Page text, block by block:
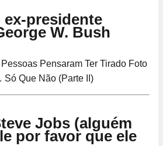
ex-presidente
W. Bush
Jobs (alguém
por favor que ele